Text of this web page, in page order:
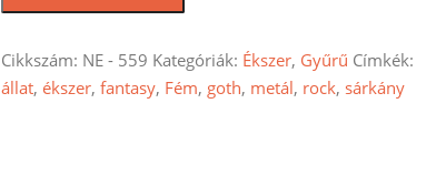
gyűrű
mennyiség
Cikkszám: NE - 559 Kategóriák: Ékszer, Gyűrű Címkék:
állat, ékszer, fantasy, Fém, goth, metál, rock, sárkány